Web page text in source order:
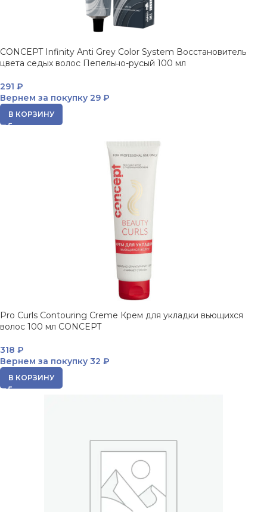
CONCEPT Infinity Anti Grey Color System Восстановитель
цвета седых волос Пепельно-русый 100 мл
291 ₽
Вернем за покупку 29 ₽
В КОРЗИНУ
Pro Curls Contouring Creme Крем для укладки вьющихся
волос 100 мл CONCEPT
318 ₽
Вернем за покупку 32 ₽
В КОРЗИНУ